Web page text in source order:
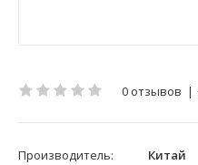
0 отзывов |
Производитель:
Китай